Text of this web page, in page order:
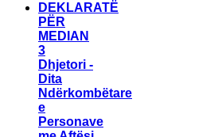
DEKLARATË
PËR
MEDIAN
3
Dhjetori -
Dita
Ndërkombëtare
e
Personave